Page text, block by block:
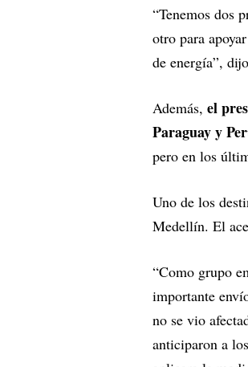
“Tenemos dos
otro para
de energía”,
Además, el
Paraguay y Per
pero en los
Uno de los
Medellín. El
“Como grupo
importante
no se vio
anticiparon a